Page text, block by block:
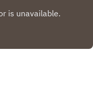
basé sur les